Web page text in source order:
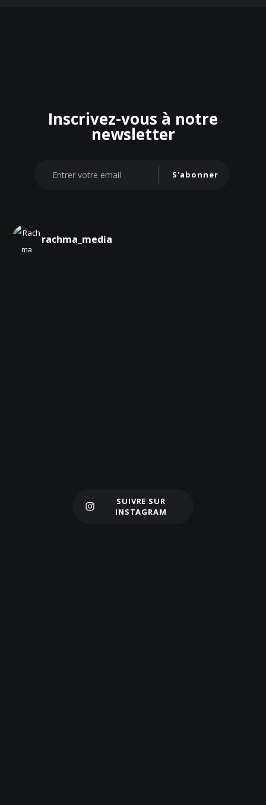
Inscrivez-vous à notre
newsletter
S'abonner
rachma_media
Charger plus
SUIVRE SUR
INSTAGRAM